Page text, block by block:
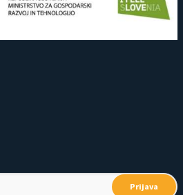
Prijava